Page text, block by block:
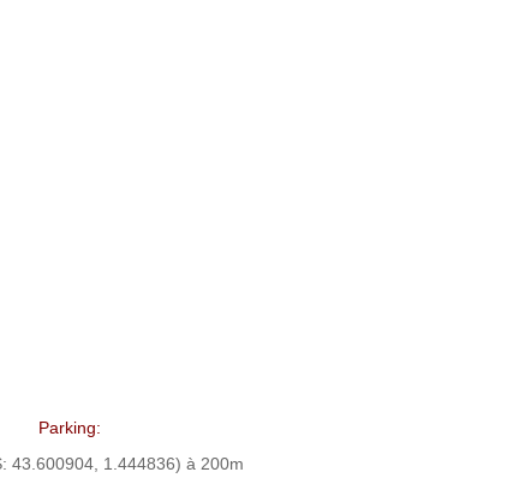
Parking:
43.600904, 1.444836) à 200m